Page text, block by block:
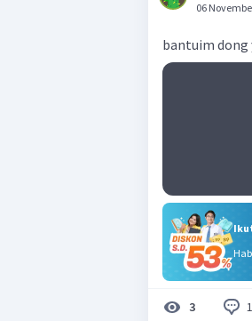
06
bantuim dong
3 1